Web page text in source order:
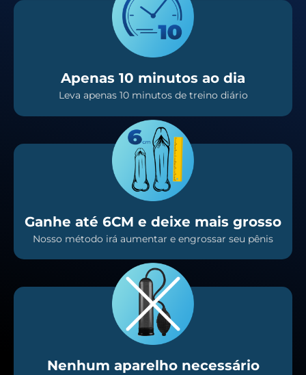
Apenas 10 minutos ao dia
Leva apenas 10 minutos de treino diário
Ganhe até 6CM e deixe mais grosso
Nosso método irá aumentar e engrossar seu pênis
Nenhum aparelho necessário